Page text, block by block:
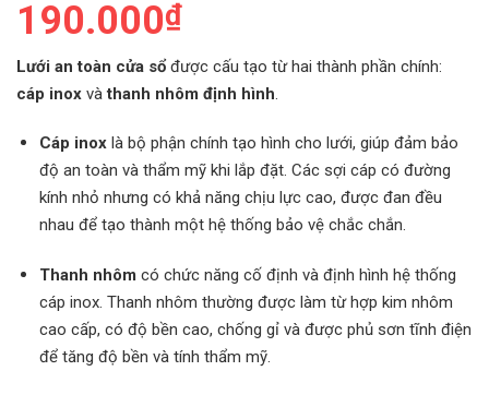
Giá
gốc
là:
220.000₫.
190.000₫
Giá
hiện
là:
190.000₫.
Lưới an toàn cửa sổđược cấu tạo từ hai thành phần chính:
cáp inox vàthanh nhôm định hình.
Cáp inoxlà bộ phận chính tạo hình cho lưới, giúp đảm bảo
độ an toàn và thẩm mỹ khi lắp đặt. Các sợi cáp có đường
kính nhỏ nhưng có khả năng chịu lực cao, được đan đều
nhau để tạo thành một hệ thống bảo vệ chắc chắn.
Thanh nhôm có chức năng cố định và định hình hệ thống
cáp inox. Thanh nhôm thường được làm từ hợp kim nhôm
cao cấp, có độ bền cao, chống gỉ và được phủ sơn tĩnh điện
để tăng độ bền và tính thẩm mỹ.